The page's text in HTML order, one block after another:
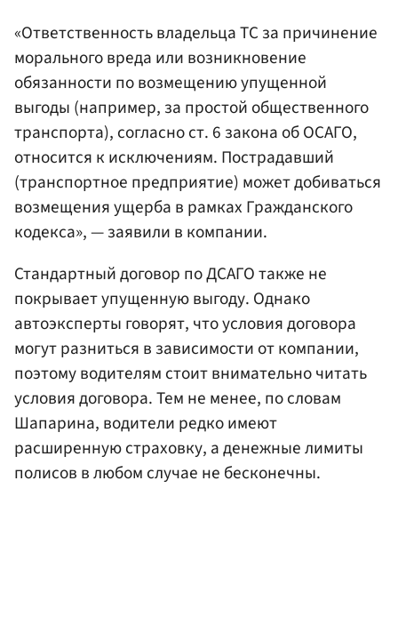
«Ответственность владельца ТС за причинение
морального вреда или возникновение
обязанности по возмещению упущенной
выгоды (например, за простой общественного
транспорта), согласно ст. 6 закона об ОСАГО,
относится к исключениям. Пострадавший
(транспортное предприятие) может добиваться
возмещения ущерба в рамках Гражданского
кодекса», — заявили в компании.
Стандартный договор по ДСАГО также не
покрывает упущенную выгоду. Однако
автоэксперты говорят, что условия договора
могут разниться в зависимости от компании,
поэтому водителям стоит внимательно читать
условия договора. Тем не менее, по словам
Шапарина, водители редко имеют
расширенную страховку, а денежные лимиты
полисов в любом случае не бесконечны.